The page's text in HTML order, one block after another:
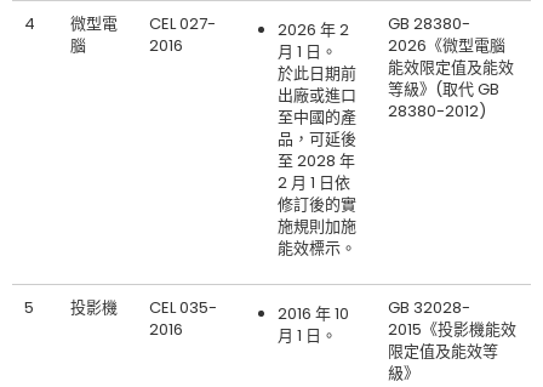
4
微型電
腦
CEL 027-
2016
2026 年 2
月 1 日。
於此日期前
出廠或進口
至中國的產
品，可延後
至 2028 年
2 月 1 日依
修訂後的實
施規則加施
能效標示。
GB 28380-
2026《微型電腦
能效限定值及能效
等級》(取代 GB
28380-2012)
5 投影機
CEL 035-
2016
2016 年 10
月 1 日。
GB 32028-
2015《投影機能效
限定值及能效等
級》